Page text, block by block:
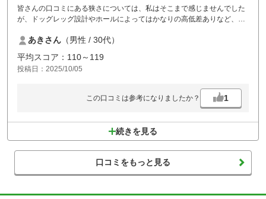
皆さんの口コミにある狭さについては、私はそこまで感じませんでした
が、ドッグレッグ設計やホールによってはかなりの高低差ありなど、初
ン上の芝目が絶妙で、1パットで上がれるかな？と距離でもしっかりと
読まないと2,3パットと沼にハマります(笑)コストパフォーマンスも良
く、仲間内でワイワイしながら回れるところで楽しかったです。
あきさん （男性 / 30代）
平均スコア：110～119
投稿日：2025/10/05
この口コミは参考になりましたか？ 1
続きを見る
口コミをもっと見る